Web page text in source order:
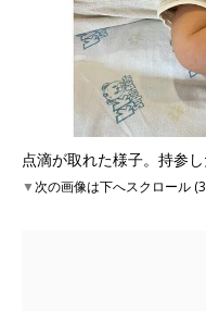
点滴が取れた様子。持参し
▼次の画像は下へスクロール